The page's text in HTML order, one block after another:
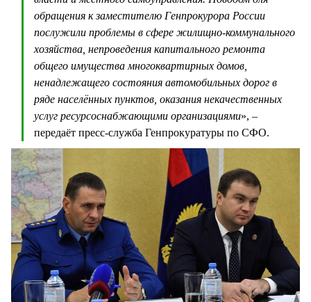
обращения к заместителю Генпрокурора России
послужили проблемы в сфере жилищно-коммунального
хозяйства, непроведения капитального ремонта
общего имущества многоквартирных домов,
ненадлежащего состояния автомобильных дорог в
ряде населённых пунктов, оказания некачественных
услуг ресурсоснабжающими организациями», –
передаёт пресс-служба Генпрокуратуры по СФО.